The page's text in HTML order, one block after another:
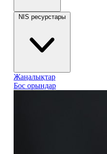
NIS ресурстары
Жаңалықтар
Бос орындар